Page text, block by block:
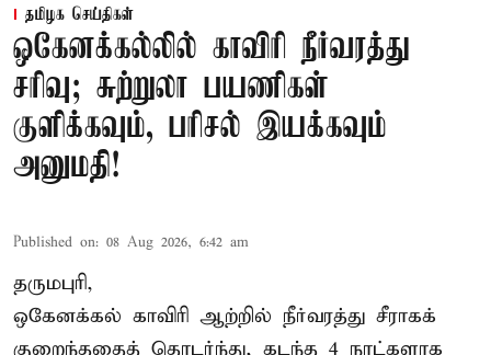
தமிழக செய்திகள்
ஒகேனக்கல்லில் காவிரி நீர்வரத்து
சரிவு; சுற்றுலா பயணிகள்
குளிக்கவும், பரிசல் இயக்கவும்
அனுமதி!
Published on: 08 Aug 2026, 6:42 am
தருமபுரி,
ஒகேனக்கல் காவிரி ஆற்றில் நீர்வரத்து சீராகக்
குறைந்ததைத் தொடர்ந்து, கடந்த 4 நாட்களாக